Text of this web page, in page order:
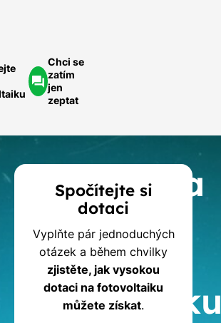
Chci se
zatím
jen
zeptat
Kalkulačka
dotací
na
fotovoltaiku
Spočítejte si
dotaci
Vyplňte pár jednoduchých
otázek a během chvilky
zjistěte, jak vysokou
dotaci na fotovoltaiku
můžete získat.